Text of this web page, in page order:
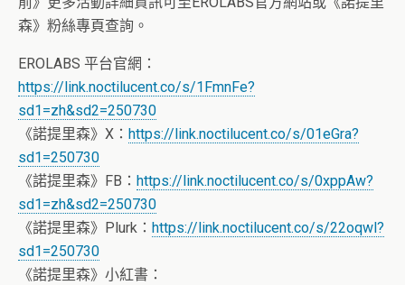
森》粉絲專頁查詢。
EROLABS 平台官網：
https://link.noctilucent.co/s/1FmnFe?
sd1=zh&sd2=250730
《諾提里森》X： https://link.noctilucent.co/s/01eGra?
sd1=250730
《諾提里森》FB： https://link.noctilucent.co/s/0xppAw?
sd1=zh&sd2=250730
《諾提里森》Plurk： https://link.noctilucent.co/s/22oqwl?
sd1=250730
《諾提里森》小紅書：